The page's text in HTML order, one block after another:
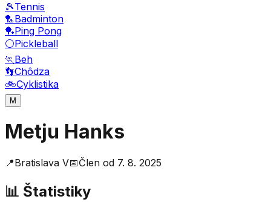
🎾Tennis
🏸Badminton
🏓Ping Pong
⚪Pickleball
🏃Beh
👣Chôdza
🚲Cyklistika
M
Metju Hanks
📍Bratislava V📅Člen od 7. 8. 2025
📊 Štatistiky